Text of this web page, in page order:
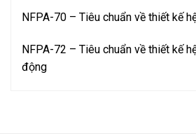
NFPA-70 – Tiêu chuẩn về thiết kế
NFPA-72 – Tiêu chuẩn về thiết kế
động